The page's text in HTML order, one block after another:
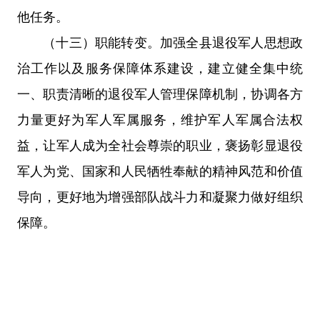
他任务。
（十三）职能转变。加强全县退役军人思想政
治工作以及服务保障体系建设，建立健全集中统
一、职责清晰的退役军人管理保障机制，协调各方
力量更好为军人军属服务，维护军人军属合法权
益，让军人成为全社会尊崇的职业，褒扬彰显退役
军人为党、国家和人民牺牲奉献的精神风范和价值
导向，更好地为增强部队战斗力和凝聚力做好组织
保障。